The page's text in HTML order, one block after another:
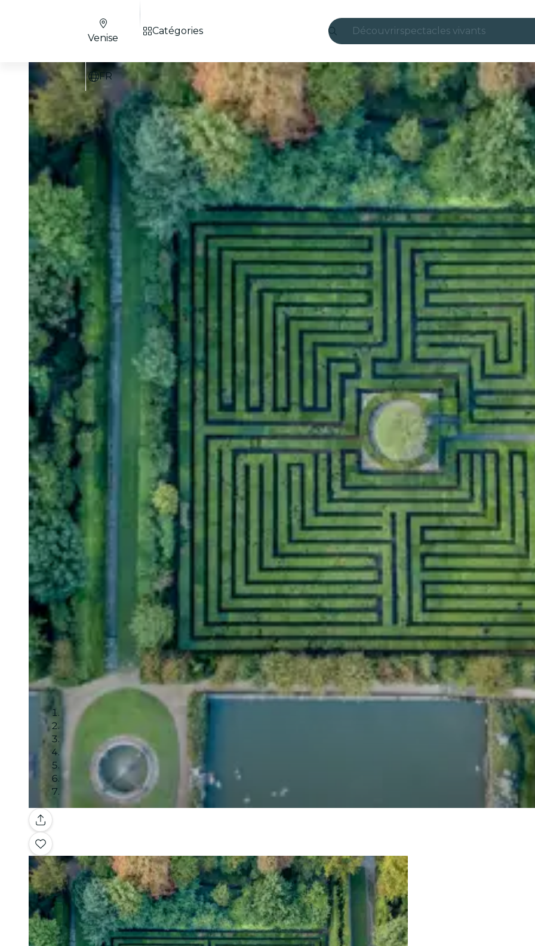
Découvrirspectacles vivants
Candlelight
Londres
expériences et villes
São Paulo
expositions
Séoul
visites urbaines
concerts
restaurants
cinéma
Venise
FR
Catégories
Galerie